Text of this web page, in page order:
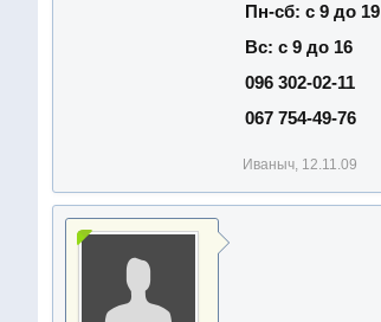
Пн-сб: с 9 до 19
Вс: с 9 до 16
096 302-02-11
067 754-49-76
Иваныч, 12.11.09